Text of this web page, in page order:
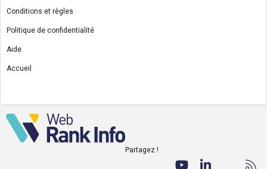
Conditions et règles
Politique de confidentialité
Aide
Accueil
Partagez !
FacebookTwitter youtubeLinkedInNous